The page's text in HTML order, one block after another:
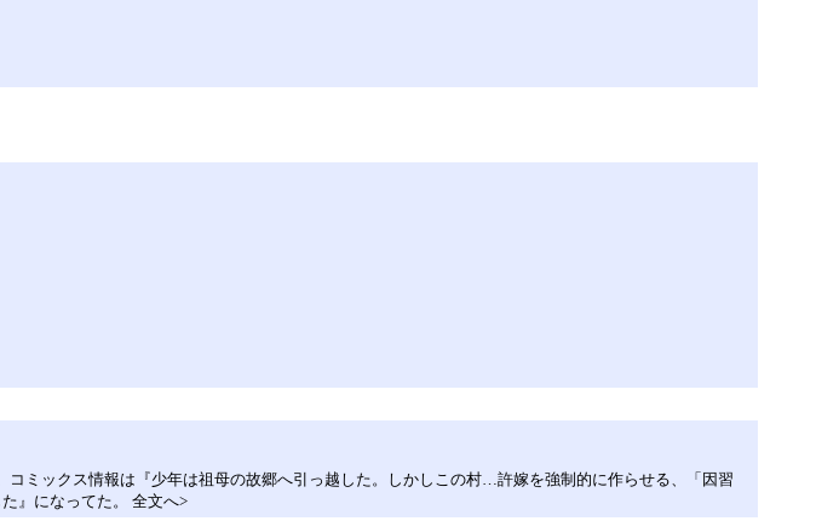
ミックス情報は『少年は祖母の故郷へ引っ越した。しかしこの村…許嫁を強制的に作らせる、「因習
』になってた。 全文へ>